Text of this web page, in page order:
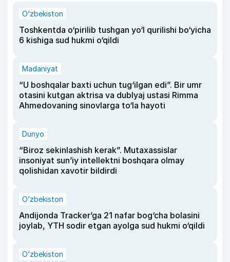
O‘zbekiston
Toshkentda o‘pirilib tushgan yo‘l qurilishi bo‘yicha
6 kishiga sud hukmi o‘qildi
Madaniyat
“U boshqalar baxti uchun tug‘ilgan edi”. Bir umr
otasini kutgan aktrisa va dublyaj ustasi Rimma
Ahmedovaning sinovlarga to‘la hayoti
Dunyo
“Biroz sekinlashish kerak”. Mutaxassislar
insoniyat sun’iy intellektni boshqara olmay
qolishidan xavotir bildirdi
O‘zbekiston
Andijonda Tracker’ga 21 nafar bog‘cha bolasini
joylab, YTH sodir etgan ayolga sud hukmi o‘qildi
O‘zbekiston